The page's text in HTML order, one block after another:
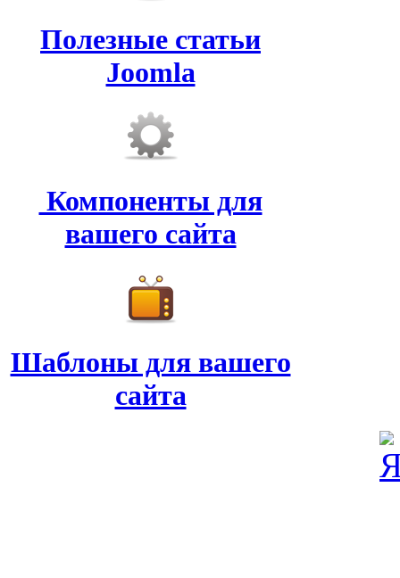
Полезные статьи
Joomla
Компоненты для
вашего сайта
Шаблоны для вашего
сайта